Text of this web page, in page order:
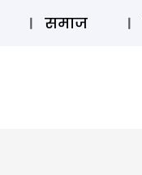
स्टोरी लॉग इन
समाज